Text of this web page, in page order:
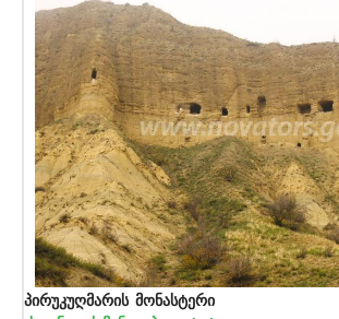
პირუკუღმარის მონასტერი